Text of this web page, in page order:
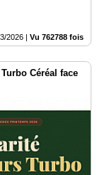
2026 | Vu 762788 fois
Céréal face